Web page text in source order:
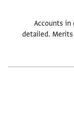
Accounts in
detailed.